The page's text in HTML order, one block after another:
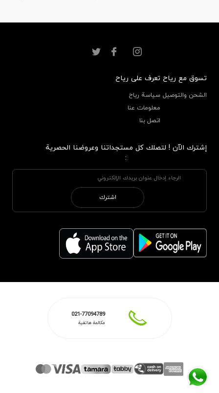
تسوق مع رياح
الشحن والتوصيل
تعرف على رياح
سياسة رياح
معلومات عنا
اتصل بنا
إشترك الآن ! لتصلك كل مستجداتنا وعروضنا الحصرية
:
اشترك
021-77094789
مكالمة هاتفية